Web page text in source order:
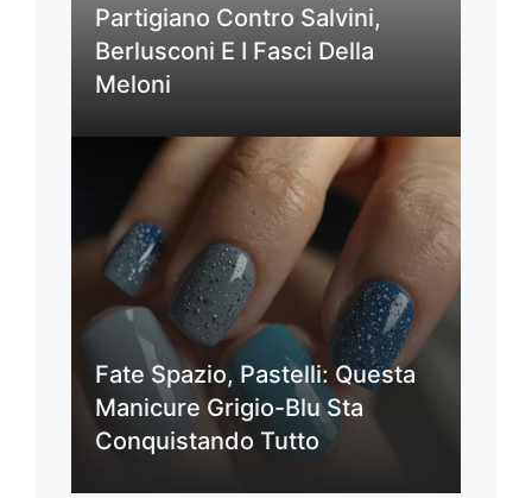
Partigiano Contro Salvini,
Berlusconi E I Fasci Della
Meloni
Fate Spazio, Pastelli: Questa
Manicure Grigio-Blu Sta
Conquistando Tutto